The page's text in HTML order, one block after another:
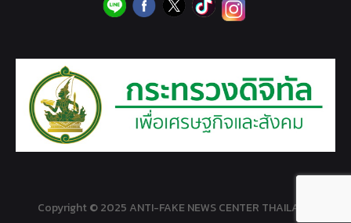
Copyright © 2025 ANTI-FAKE NEWS CENTER THAILAND